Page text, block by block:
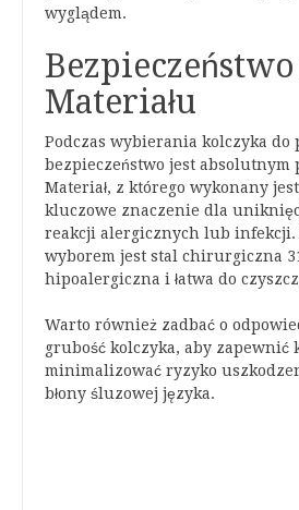
wyglądem.
Materiału
Podczas wybierania kolczyka
bezpieczeństwo jest absolutnym
Materiał, z którego wykonany
kluczowe znaczenie dla
reakcji alergicznych lub infekcji.
wyborem jest stal chirurgiczna
hipoalergiczna i łatwa do
Warto również zadbać o
grubość kolczyka, aby zapewnić
minimalizować ryzyko
błony śluzowej języka.